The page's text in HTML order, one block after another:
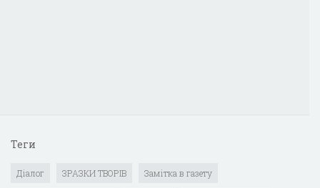
Теги
Діалог ЗРАЗКИ ТВОРІВ Замітка в газету